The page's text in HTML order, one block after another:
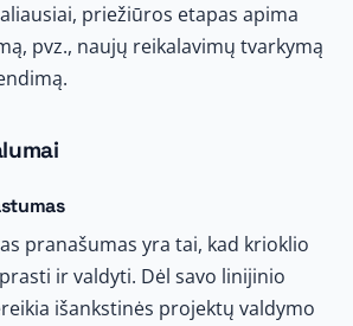
priežiūros etapas apima
pvz., naujų reikalavimų tvarkymą
pranašumas yra tai, kad krioklio
ir valdyti. Dėl savo linijinio
išankstinės projektų valdymo